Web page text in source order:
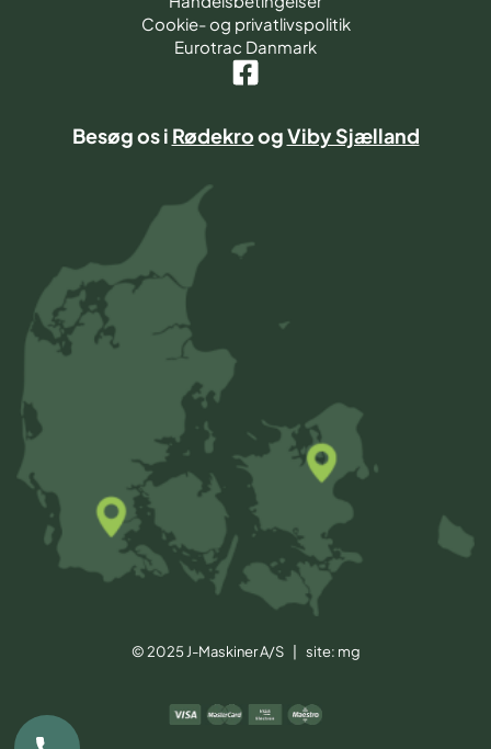
Cookie- og privatlivspolitik
Eurotrac Danmark
Besøg os i RødekroogViby Sjælland
© 2025 J-Maskiner A/S | site: mg